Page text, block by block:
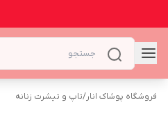
فروشگاه پوشاک انار/تاپ و تیشرت زنانه